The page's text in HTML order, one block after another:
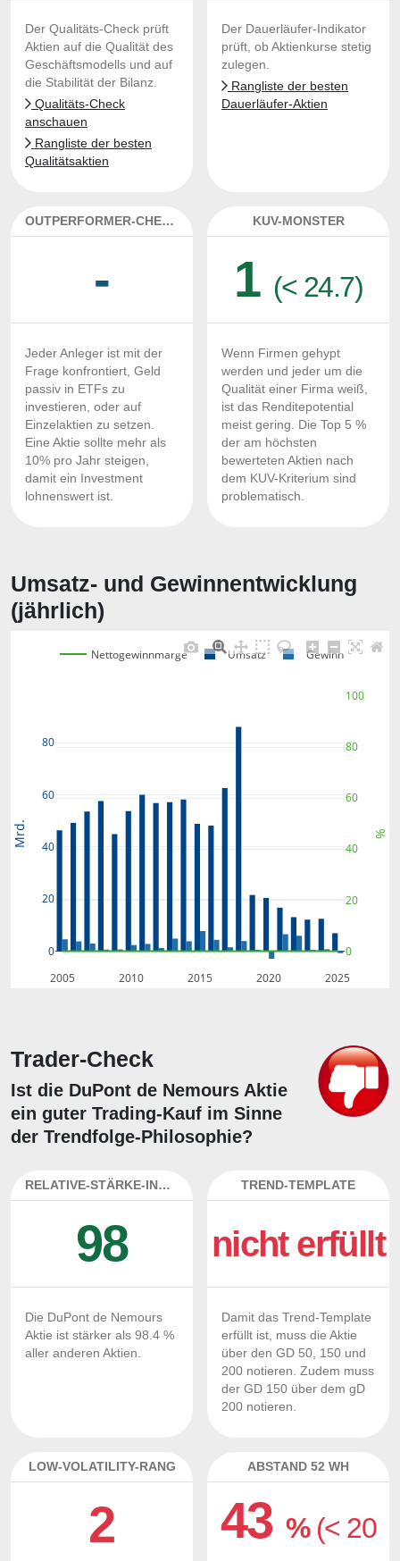
Der Qualitäts-Check prüft
Aktien auf die Qualität des
Geschäftsmodells und auf
die Stabilität der Bilanz.
Qualitäts-Check
anschauen
Rangliste der besten
Qualitätsaktien
Der Dauerläufer-Indikator
prüft, ob Aktienkurse stetig
zulegen.
Rangliste der besten
Dauerläufer-Aktien
OUTPERFORMER-CHECK
-
Jeder Anleger ist mit der
Frage konfrontiert, Geld
passiv in ETFs zu
investieren, oder auf
Einzelaktien zu setzen.
Eine Aktie sollte mehr als
10% pro Jahr steigen,
damit ein Investment
lohnenswert ist.
KUV-MONSTER
1 (< 24.7)
Wenn Firmen gehypt
werden und jeder um die
Qualität einer Firma weiß,
ist das Renditepotential
meist gering. Die Top 5 %
der am höchsten
bewerteten Aktien nach
dem KUV-Kriterium sind
problematisch.
Umsatz- und Gewinnentwicklung
(jährlich)
2005 2010 2015 2020 2025
0
20
40
60
80
0
20
40
60
80
100
Nettogewinnmarge Umsatz Gewinn
Mrd. %
Trader-Check
Ist die DuPont de Nemours Aktie
ein guter Trading-Kauf im Sinne
der Trendfolge-Philosophie?
RELATIVE-STÄRKE-INDEX
98
Die DuPont de Nemours
Aktie ist stärker als 98.4 %
aller anderen Aktien.
TREND-TEMPLATE
nicht erfüllt
Damit das Trend-Template
erfüllt ist, muss die Aktie
über den GD 50, 150 und
200 notieren. Zudem muss
der GD 150 über dem gD
200 notieren.
LOW-VOLATILITY-RANG
2
ABSTAND 52 WH
43% (< 20